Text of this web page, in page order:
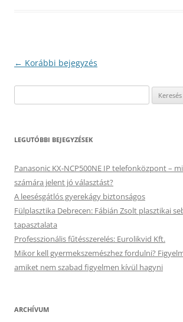
Bejegyzés
← Korábbi bejegyzés
LEGUTÓBBI BEJEGYZÉSEK
Panasonic KX-NCP500NE IP telefonközpont –
számára jelent jó választást?
A leesésgátlós gyerekágy biztonságos
Fülplasztika Debrecen: Fábián Zsolt plasztikai
tapasztalata
Professzionális fűtésszerelés: Eurolikvid Kft.
Mikor kell gyermekszemészhez fordulni?
amiket nem szabad figyelmen kívül hagyni
ARCHÍVUM